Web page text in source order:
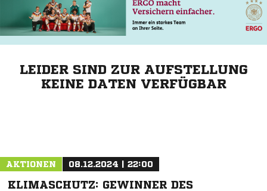
LEIDER SIND ZUR AUFSTELLUNG
KEINE DATEN VERFÜGBAR
AKTIONEN 08.12.2024 | 22:00
KLIMASCHUTZ: GEWINNER DES